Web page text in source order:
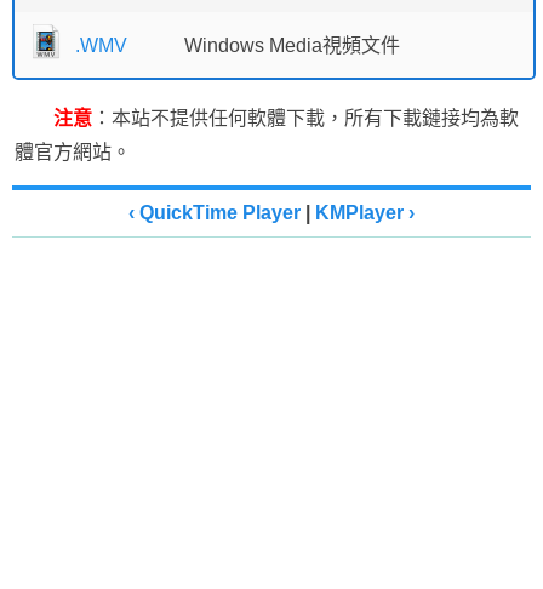
.WMV Windows Media視頻文件
注意 ：本站不提供任何軟體下載，所有下載鏈接均為軟
體官方網站。
‹ QuickTime Player KMPlayer ›